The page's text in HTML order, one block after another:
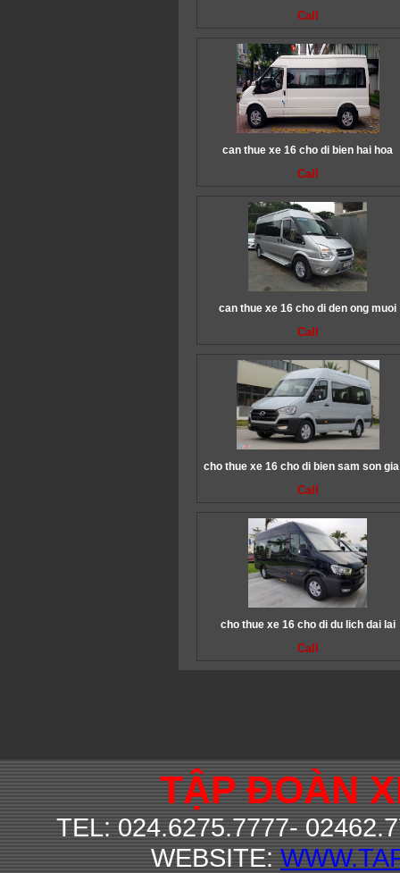
Call
can thue xe 16 cho di bien hai hoa
Call
can thue xe 16 cho di den ong muoi
Call
cho thue xe 16 cho di bien sam son
Call
cho thue xe 16 cho di du lich dai lai
Call
TẬP ĐOÀN
TEL: 024.6275.7777-
WEBSITE: